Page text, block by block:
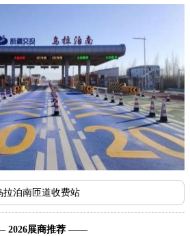
拉泊南匝道收费站
2026展商推荐 ——